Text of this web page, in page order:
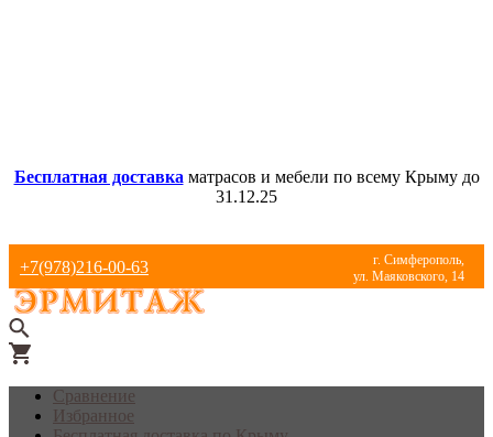
Бесплатная доставка матрасов и мебели по всему Крыму до
31.12.25
+7(978)216-00-63
г. Симферополь,
ул. Маяковского, 14
Сравнение
Избранное